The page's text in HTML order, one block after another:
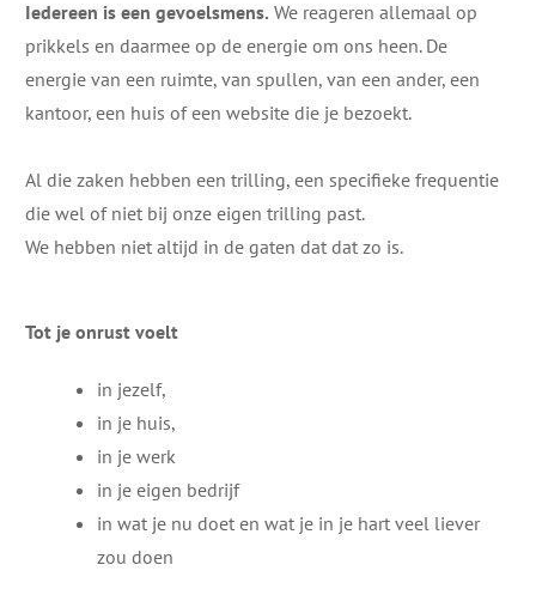
Iedereen is een gevoelsmens. We reageren allemaal op
prikkels en daarmee op de energie om ons heen. De
energie van een ruimte, van spullen, van een ander, een
kantoor, een huis of een website die je bezoekt.
Al die zaken hebben een trilling, een specifieke frequentie
die wel of niet bij onze eigen trilling past.
We hebben niet altijd in de gaten dat dat zo is.
Tot je onrust voelt
in jezelf,
in je huis,
in je werk
in je eigen bedrijf
in wat je nu doet en wat je in je hart veel liever
zou doen